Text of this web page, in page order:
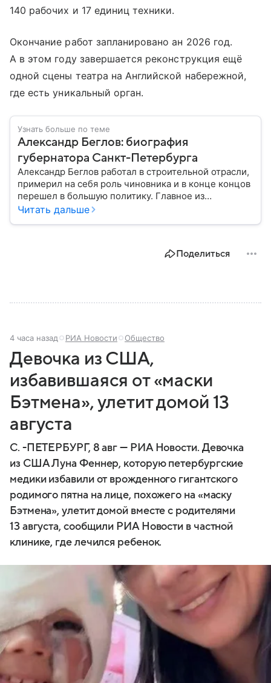
140 рабочих и 17 единиц техники.
Окончание работ запланировано ан 2026 год.
А в этом году завершается реконструкция ещё
одной сцены театра на Английской набережной,
где есть уникальный орган.
Узнать больше по теме
Александр Беглов: биография
губернатора Санкт-Петербурга
Александр Беглов работал в строительной отрасли,
примерил на себя роль чиновника и в конце концов
перешел в большую политику. Главное из
биографии губернатора Санкт-Петербурга — в
Читать дальше
Поделиться
4 часа назад РИА Новости Общество
Девочка из США,
избавившаяся от «маски
Бэтмена», улетит домой 13
августа
С. -ПЕТЕРБУРГ, 8 авг — РИА Новости. Девочка
из США Луна Феннер, которую петербургские
медики избавили от врожденного гигантского
родимого пятна на лице, похожего на «маску
Бэтмена», улетит домой вместе с родителями
13 августа, сообщили РИА Новости в частной
клинике, где лечился ребенок.